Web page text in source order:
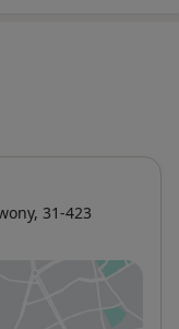
, 31-423
w nowej karcie